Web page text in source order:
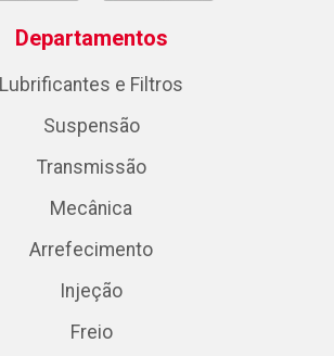
Departamentos
Lubrificantes e Filtros
Suspensão
Transmissão
Mecânica
Arrefecimento
Injeção
Freio